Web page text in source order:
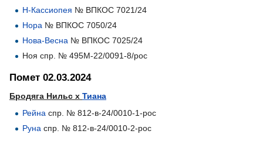
Н-Кассиопея № ВПКОС 7021/24
Нора № ВПКОС 7050/24
Нова-Весна № ВПКОС 7025/24
Ноя спр. № 495М-22/0091-8/рос
Помет 02.03.2024
Бродяга Нильс х Тиана
Рейна спр. № 812-в-24/0010-1-рос
Руна спр. № 812-в-24/0010-2-рос